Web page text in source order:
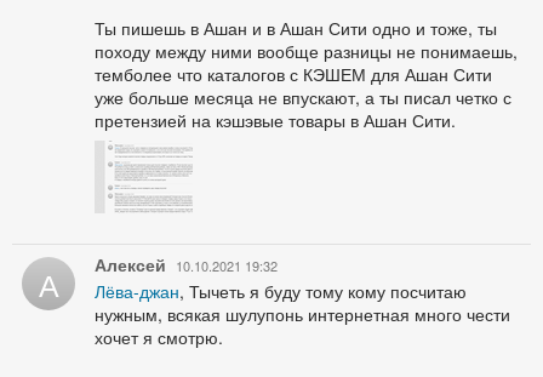
Ты пишешь в Ашан и в Ашан Сити одно и тоже, ты
походу между ними вообще разницы не понимаешь,
темболее что каталогов с КЭШЕМ для Ашан Сити
уже больше месяца не впускают, а ты писал четко с
претензией на кэшэвые товары в Ашан Сити.
А Алексей 10.10.2021 19:32
Лёва-джан, Тычеть я буду тому кому посчитаю
нужным, всякая шулупонь интернетная много чести
хочет я смотрю.